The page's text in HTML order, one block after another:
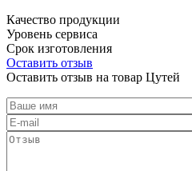
Качество продукции
Уровень сервиса
Срок изготовления
Оставить отзыв
Оставить отзыв на товар Цутей